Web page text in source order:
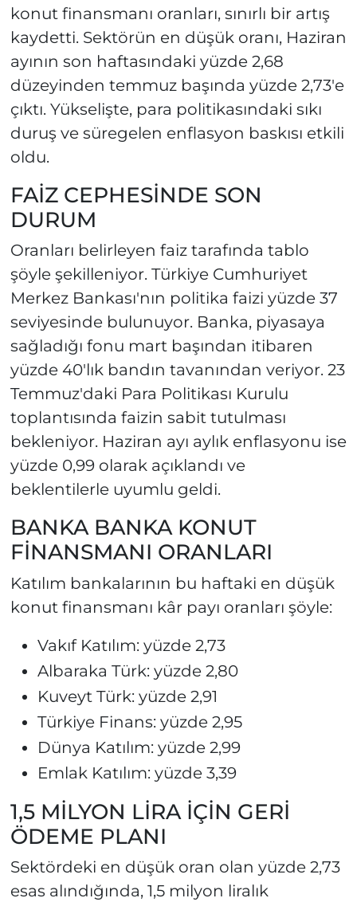
konut finansmanı oranları, sınırlı bir artış
kaydetti. Sektörün en düşük oranı, Haziran
ayının son haftasındaki yüzde 2,68
düzeyinden temmuz başında yüzde 2,73'e
çıktı. Yükselişte, para politikasındaki sıkı
duruş ve süregelen enflasyon baskısı etkili
oldu.
FAİZ CEPHESİNDE SON
DURUM
Oranları belirleyen faiz tarafında tablo
şöyle şekilleniyor. Türkiye Cumhuriyet
Merkez Bankası'nın politika faizi yüzde 37
seviyesinde bulunuyor. Banka, piyasaya
sağladığı fonu mart başından itibaren
yüzde 40'lık bandın tavanından veriyor. 23
Temmuz'daki Para Politikası Kurulu
toplantısında faizin sabit tutulması
bekleniyor. Haziran ayı aylık enflasyonu ise
yüzde 0,99 olarak açıklandı ve
beklentilerle uyumlu geldi.
BANKA BANKA KONUT
FİNANSMANI ORANLARI
Katılım bankalarının bu haftaki en düşük
konut finansmanı kâr payı oranları şöyle:
Vakıf Katılım: yüzde 2,73
Albaraka Türk: yüzde 2,80
Kuveyt Türk: yüzde 2,91
Türkiye Finans: yüzde 2,95
Dünya Katılım: yüzde 2,99
Emlak Katılım: yüzde 3,39
1,5 MİLYON LİRA İÇİN GERİ
ÖDEME PLANI
Sektördeki en düşük oran olan yüzde 2,73
esas alındığında, 1,5 milyon liralık